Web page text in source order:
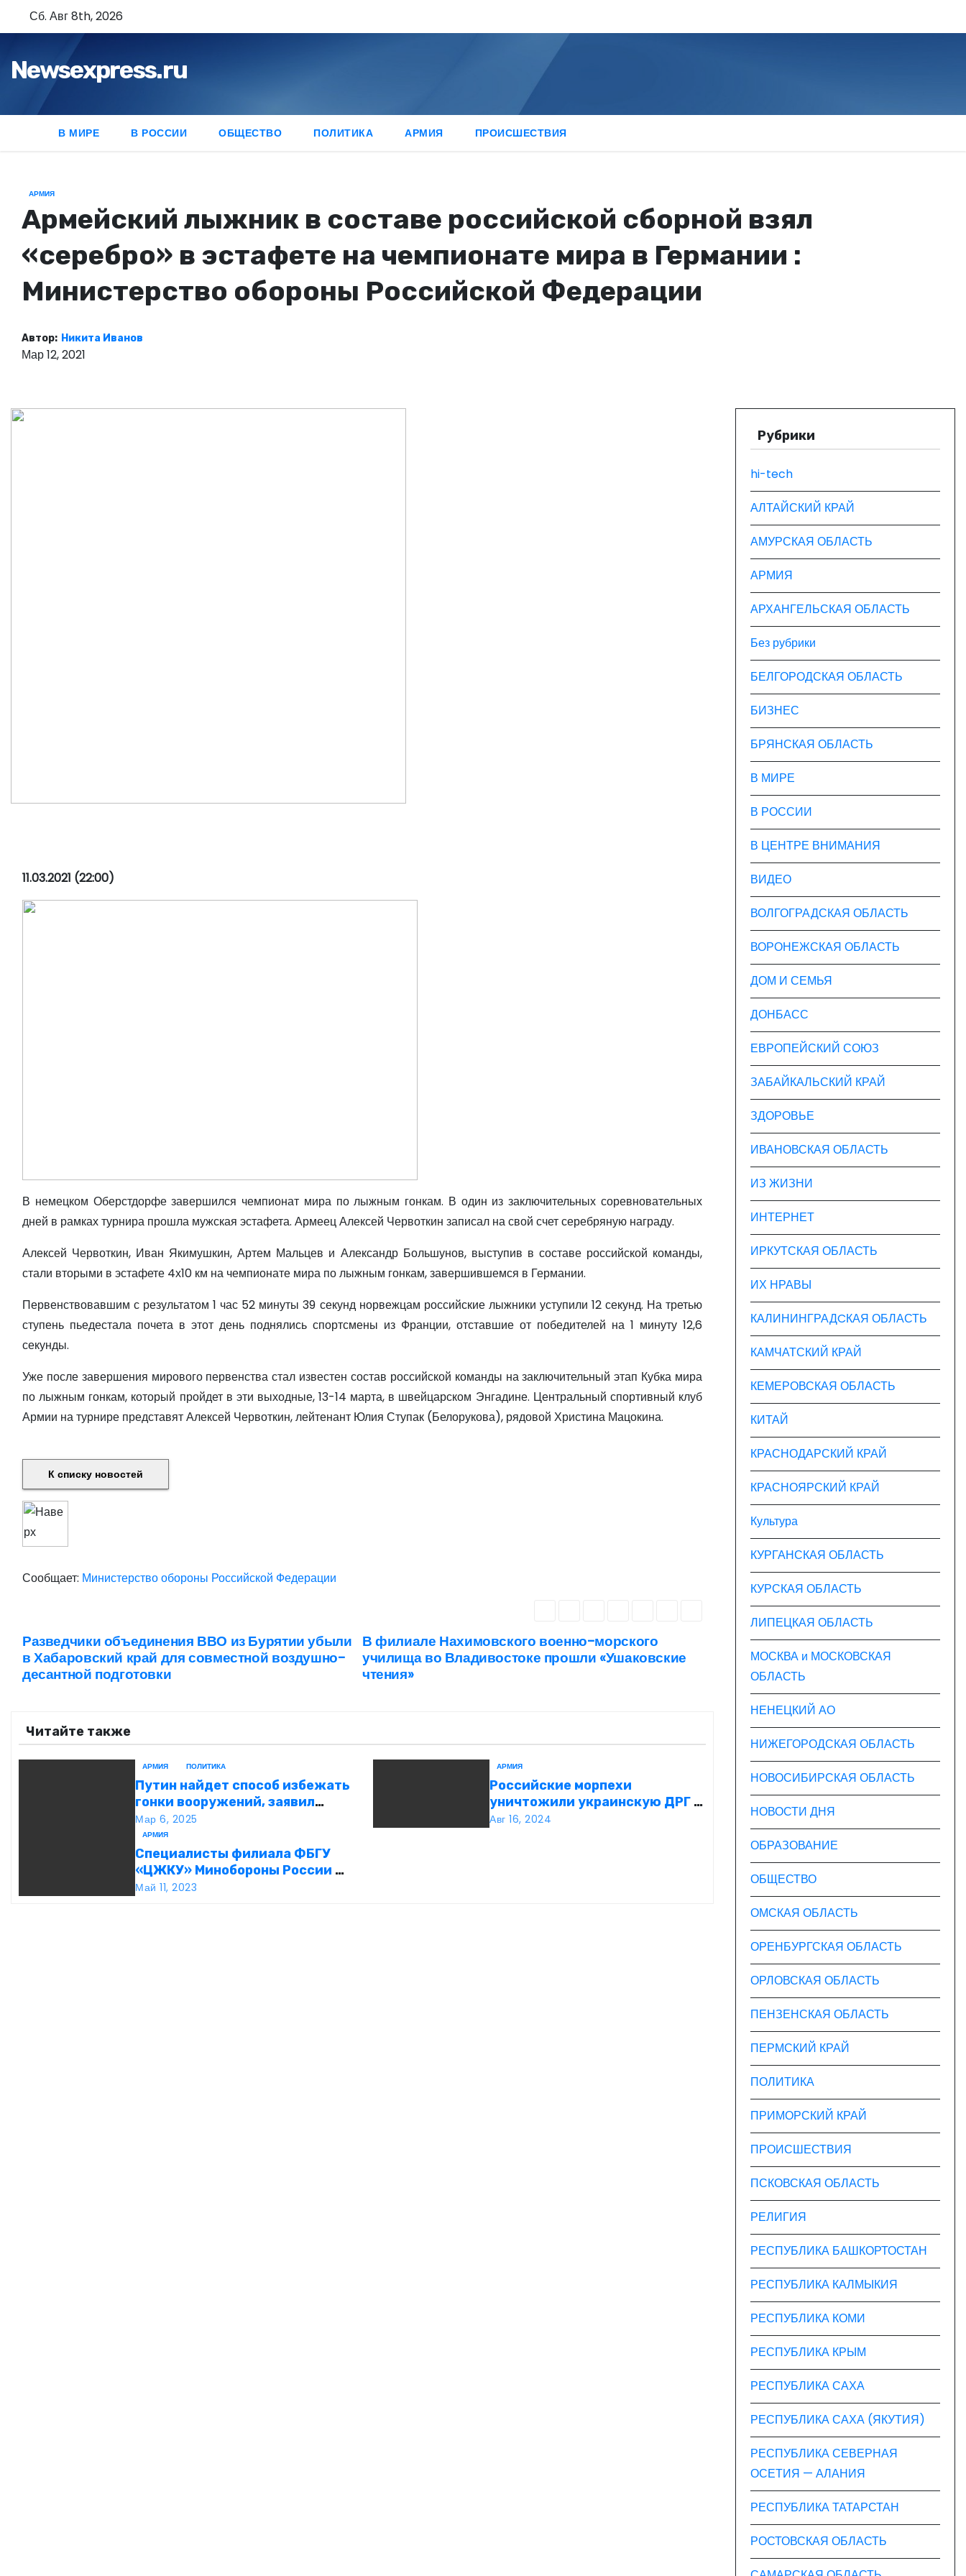
е
Сб. Авг 8th, 2026
Newsexpress.ru
В МИРЕ В РОССИИ ОБЩЕСТВО ПОЛИТИКА АРМИЯ ПРОИСШЕСТВИЯ
АРМИЯ
Армейский лыжник в составе российской сборной взял
«серебро» в эстафете на чемпионате мира в Германии :
Министерство обороны Российской Федерации
Автор: Никита Иванов
Мар 12, 2021
11.03.2021 (22:00)
В немецком Оберстдорфе завершился чемпионат мира по лыжным гонкам. В один из заключительных соревновательных
дней в рамках турнира прошла мужская эстафета. Армеец Алексей Червоткин записал на свой счет серебряную награду.
Алексей Червоткин, Иван Якимушкин, Артем Мальцев и Александр Большунов, выступив в составе российской команды,
стали вторыми в эстафете 4х10 км на чемпионате мира по лыжным гонкам, завершившемся в Германии.
Первенствовавшим с результатом 1 час 52 минуты 39 секунд норвежцам российские лыжники уступили 12 секунд. На третью
ступень пьедестала почета в этот день поднялись спортсмены из Франции, отставшие от победителей на 1 минуту 12,6
секунды.
Уже после завершения мирового первенства стал известен состав российской команды на заключительный этап Кубка мира
по лыжным гонкам, который пройдет в эти выходные, 13-14 марта, в швейцарском Энгадине. Центральный спортивный клуб
Армии на турнире представят Алексей Червоткин, лейтенант Юлия Ступак (Белорукова), рядовой Христина Мацокина.
К списку новостей
Сообщает: Министерство обороны Российской Федерации
Н
а
и
г
я
В филиале Нахимовского военно-морского
училища во Владивостоке прошли «Ушаковские
чтения»
Разведчики объединения ВВО из Бурятии убыли
в Хабаровский край для совместной воздушно-
десантной подготовки
Читайте также
АРМИЯ ПОЛИТИКА
Путин найдет способ избежать
гонки вооружений, заявил
пресс-секретарь
Мар 6, 2025
АРМИЯ
Российские морпехи
уничтожили украинскую ДРГ в
Курской области
Авг 16, 2024
АРМИЯ
Специалисты филиала ФБГУ
«ЦЖКУ» Минобороны России по
ЦВО переведены в режим
Май 11, 2023
Рубрики
hi-tech
АЛТАЙСКИЙ КРАЙ
АМУРСКАЯ ОБЛАСТЬ
АРМИЯ
АРХАНГЕЛЬСКАЯ ОБЛАСТЬ
Без рубрики
БЕЛГОРОДСКАЯ ОБЛАСТЬ
БИЗНЕС
БРЯНСКАЯ ОБЛАСТЬ
В МИРЕ
В РОССИИ
В ЦЕНТРЕ ВНИМАНИЯ
ВИДЕО
ВОЛГОГРАДСКАЯ ОБЛАСТЬ
ВОРОНЕЖСКАЯ ОБЛАСТЬ
ДОМ И СЕМЬЯ
ДОНБАСС
ЕВРОПЕЙСКИЙ СОЮЗ
ЗАБАЙКАЛЬСКИЙ КРАЙ
ЗДОРОВЬЕ
ИВАНОВСКАЯ ОБЛАСТЬ
ИЗ ЖИЗНИ
ИНТЕРНЕТ
ИРКУТСКАЯ ОБЛАСТЬ
ИХ НРАВЫ
КАЛИНИНГРАДCКАЯ ОБЛАСТЬ
КАМЧАТСКИЙ КРАЙ
КЕМЕРОВСКАЯ ОБЛАСТЬ
КИТАЙ
КРАСНОДАРСКИЙ КРАЙ
КРАСНОЯРСКИЙ КРАЙ
Культура
КУРГАНСКАЯ ОБЛАСТЬ
КУРСКАЯ ОБЛАСТЬ
ЛИПЕЦКАЯ ОБЛАСТЬ
МОСКВА и МОСКОВСКАЯ
ОБЛАСТЬ
НЕНЕЦКИЙ АО
НИЖЕГОРОДСКАЯ ОБЛАСТЬ
НОВОСИБИРСКАЯ ОБЛАСТЬ
НОВОСТИ ДНЯ
ОБРАЗОВАНИЕ
ОБЩЕСТВО
ОМСКАЯ ОБЛАСТЬ
ОРЕНБУРГСКАЯ ОБЛАСТЬ
ОРЛОВСКАЯ ОБЛАСТЬ
ПЕНЗЕНСКАЯ ОБЛАСТЬ
ПЕРМСКИЙ КРАЙ
ПОЛИТИКА
ПРИМОРСКИЙ КРАЙ
ПРОИСШЕСТВИЯ
ПСКОВСКАЯ ОБЛАСТЬ
РЕЛИГИЯ
РЕСПУБЛИКА БАШКОРТОСТАН
РЕСПУБЛИКА КАЛМЫКИЯ
РЕСПУБЛИКА КОМИ
РЕСПУБЛИКА КРЫМ
РЕСПУБЛИКА САХА
РЕСПУБЛИКА САХА (ЯКУТИЯ)
РЕСПУБЛИКА СЕВЕРНАЯ
ОСЕТИЯ — АЛАНИЯ
РЕСПУБЛИКА ТАТАРСТАН
РОСТОВСКАЯ ОБЛАСТЬ